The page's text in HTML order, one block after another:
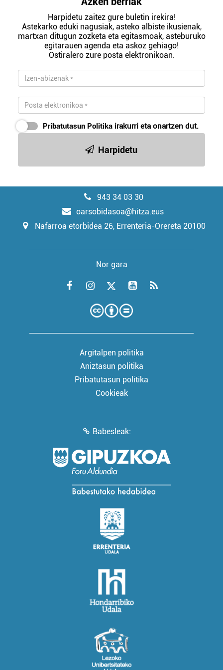
Harpidetu zaitez gure buletin irekira!
Astekarko eduki nagusiak, asteko albiste ikusienak,
martxan ditugun zozketa eta egitasmoak, asteburuko
egitarauen agenda eta askoz gehiago!
Ostiralero zure posta elektronikoan.
Pribatutasun Politika irakurri eta onartzen dut.
Harpidetu
943 34 03 30
oarsobidasoa@hitza.eus
Nafarroa etorbidea 26, Errenteria-Orereta 20100
Nor gara
Argitalpen politika
Aniztasun politika
Pribatutasun politika
Cookieak
Babesleak: